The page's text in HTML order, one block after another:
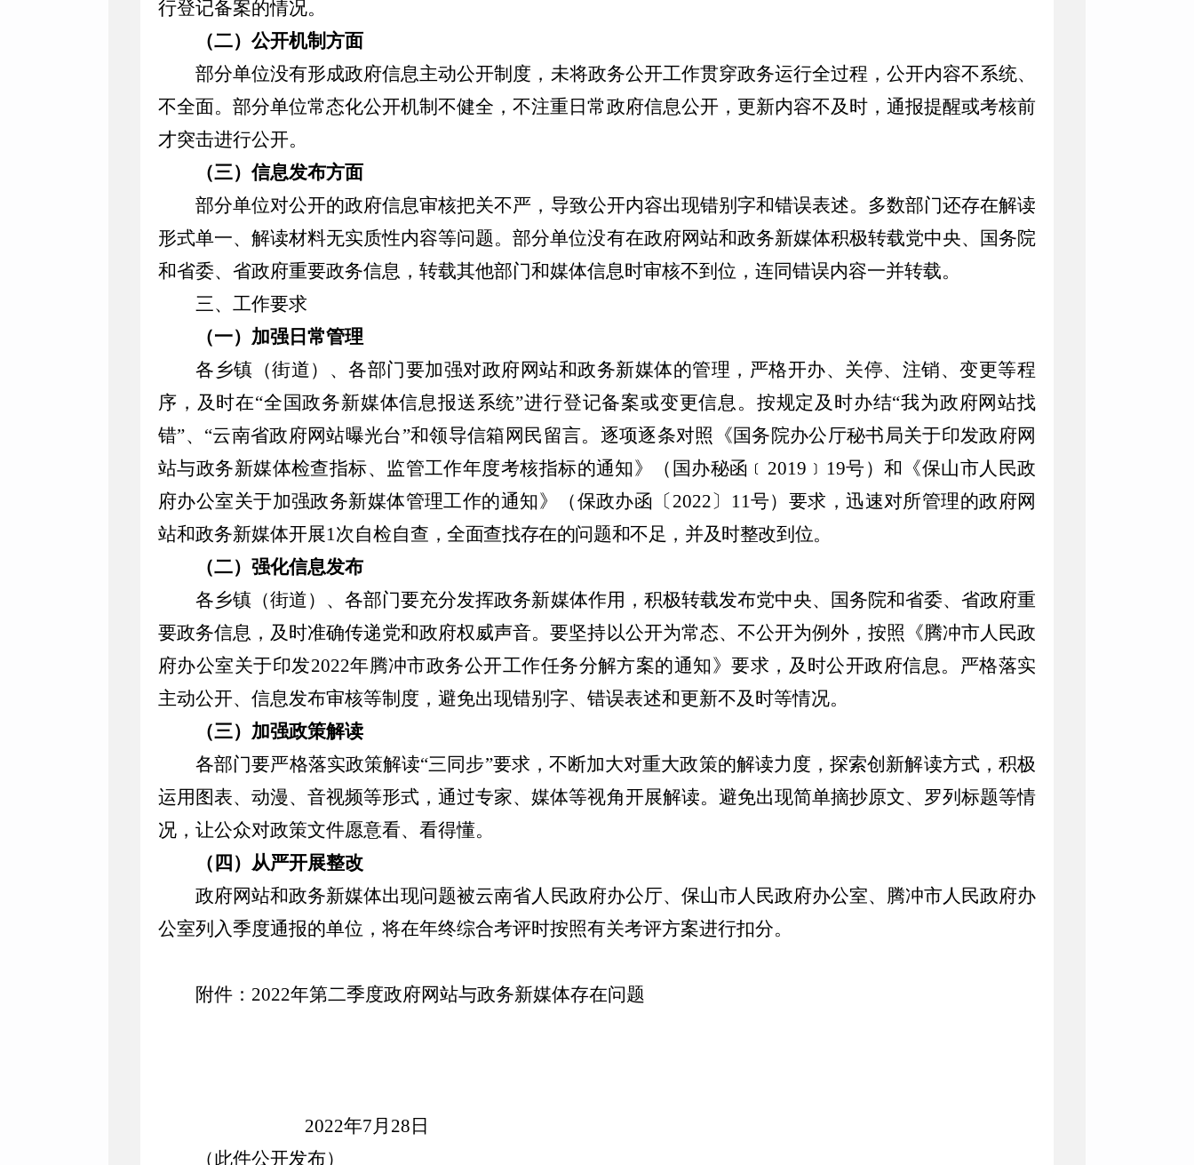
行登记备案的情况。
（二）公开机制方面
部分单位没有形成政府信息主动公开制度，未将政务公开工作贯穿政务运行全过程，公开内容不系统、
不全面。部分单位常态化公开机制不健全，不注重日常政府信息公开，更新内容不及时，通报提醒或考核前
才突击进行公开。
（三）信息发布方面
部分单位对公开的政府信息审核把关不严，导致公开内容出现错别字和错误表述。多数部门还存在解读
形式单一、解读材料无实质性内容等问题。部分单位没有在政府网站和政务新媒体积极转载党中央、国务院
和省委、省政府重要政务信息，转载其他部门和媒体信息时审核不到位，连同错误内容一并转载。
三、工作要求
（一）加强日常管理
各乡镇（街道）、各部门要加强对政府网站和政务新媒体的管理，严格开办、关停、注销、变更等程
序，及时在“全国政务新媒体信息报送系统”进行登记备案或变更信息。按规定及时办结“我为政府网站找
错”、 “云南省政府网站曝光台”和领导信箱网民留言。逐项逐条对照《国务院办公厅秘书局关于印发政府网
站与政务新媒体检查指标、监管工作年度考核指标的通知》（国办秘函﹝ 2019 ﹞ 19号） 和《保山市人民政
府办公室关于加强政务新媒体管理工作的通知》（保政办函〔 2022〕 11号） 要求，迅速对所管理的政府网
站和政务新媒体开展1次自检自查，全面查找存在的问题和不足， 并及时整改到位。
（二）强化信息发布
各乡镇（街道）、各部门要充分发挥政务新媒体作用，积极转载发布党中央、国务院和省委、省政府重
要政务信息，及时准确传递党和政府权威声音。要坚持以公开为常态、不公开为例外，按照《腾冲市人民政
府办公室关于印发2022年腾冲市政务公开工作任务分解方案的通知》要求，及时公开政府信息。严格落实
主动公开、信息发布审核等制度，避免出现错别字、 错误表述和更新不及时等情况。
（三）加强政策解读
各部门要严格落实政策解读“三同步”要求，不断加大对重大政策的解读力度，探索创新解读方式，积极
运用图表、动漫、音视频等形式，通过专家、媒体等视角开展解读。避免出现简单摘抄原文、罗列标题等情
况，让公众对政策文件愿意看、看得懂。
（四）从严开展整改
政府网站和政务新媒体出现问题被云南省人民政府办公厅、保山市人民政府办公室、腾冲市人民政府办
公室列入季度通报的单位，将在年终综合考评时按照有关考评方案进行扣分。
附件： 2022年第二季度政府网站与政务新媒体存在问题
2022年7月 28 日
（此件公开发布）